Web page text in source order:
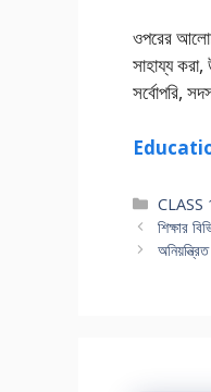
ওপরের
সাহায্য
সর্বোপরি,
CLASS
শিক্ষার